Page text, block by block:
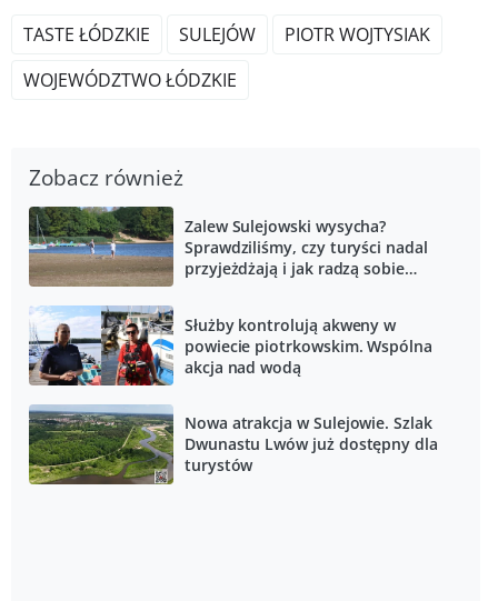
TASTE ŁÓDZKIE SULEJÓW
PIOTR WOJTYSIAK
WOJEWÓDZTWO ŁÓDZKIE
Zobacz również
Zalew Sulejowski wysycha?
Sprawdziliśmy, czy turyści nadal
przyjeżdżają i jak radzą sobie
Służby kontrolują akweny w
powiecie piotrkowskim. Wspólna
akcja nad wodą
Nowa atrakcja w Sulejowie. Szlak
Dwunastu Lwów już dostępny dla
turystów